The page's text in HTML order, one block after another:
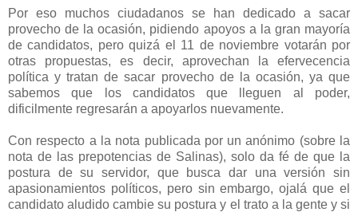
Por eso muchos ciudadanos se han dedicado a sacar
provecho de la ocasión, pidiendo apoyos a la gran mayoría
de candidatos, pero quizá el 11 de noviembre votarán por
otras propuestas, es decir, aprovechan la efervecencia
política y tratan de sacar provecho de la ocasión, ya que
sabemos que los candidatos que lleguen al poder,
dificilmente regresarán a apoyarlos nuevamente.
Con respecto a la nota publicada por un anónimo (sobre la
nota de las prepotencias de Salinas), solo da fé de que la
postura de su servidor, que busca dar una versión sin
apasionamientos políticos, pero sin embargo, ojalá que el
candidato aludido cambie su postura y el trato a la gente y si